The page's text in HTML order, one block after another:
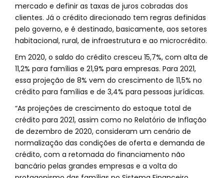
mercado e definir as taxas de juros cobradas dos
clientes. Já o crédito direcionado tem regras definidas
pelo governo, e é destinado, basicamente, aos setores
habitacional, rural, de infraestrutura e ao microcrédito.
Em 2020, o saldo do crédito cresceu 15,7%, com alta de
11,2% para famílias e 21,9% para empresas. Para 2021,
essa projeção de 8% vem do crescimento de 11,5% no
crédito para famílias e de 3,4% para pessoas jurídicas.
“As projeções de crescimento do estoque total de
crédito para 2021, assim como no Relatório de Inflação
de dezembro de 2020, consideram um cenário de
normalização das condições de oferta e demanda de
crédito, com a retomada do financiamento não
bancário pelas grandes empresas e a volta do